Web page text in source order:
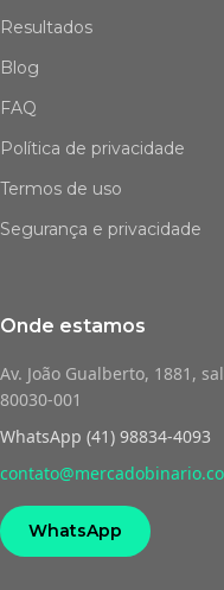
Resultados
Blog
FAQ
Política de privacidade
Termos de uso
Segurança e privacidade
Onde estamos
Av. João Gualberto, 1881,
80030-001
WhatsApp (41) 98834-4093
WhatsApp